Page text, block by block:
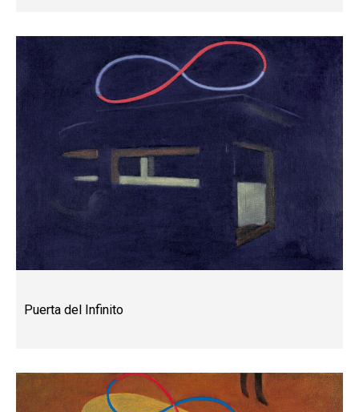
Puerta del Infinito